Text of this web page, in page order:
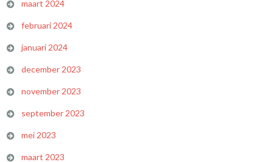
maart 2024
februari 2024
januari 2024
december 2023
november 2023
september 2023
mei 2023
maart 2023